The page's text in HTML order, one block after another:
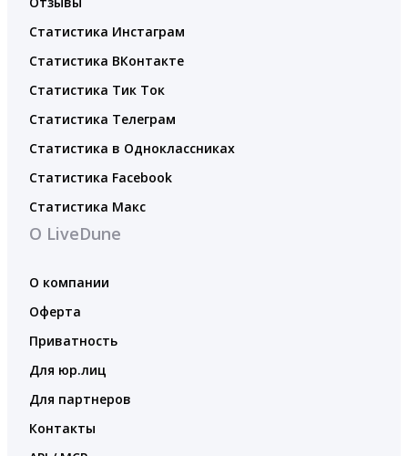
Статистика Инстаграм
Статистика ВКонтакте
Статистика Тик Ток
Статистика Телеграм
Статистика в Одноклассниках
Статистика Facebook
Статистика Макс
О LiveDune
О компании
Оферта
Приватность
Для юр.лиц
Для партнеров
Контакты